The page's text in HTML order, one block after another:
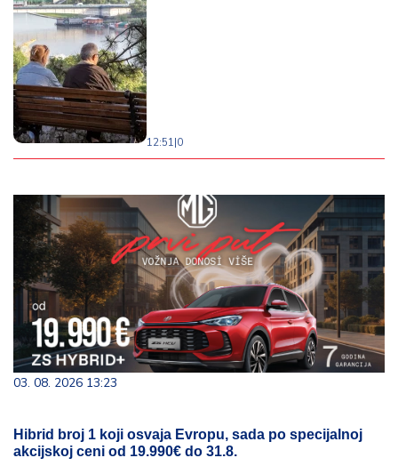
12:51|0
03. 08. 2026 13:23
Hibrid broj 1 koji osvaja Evropu, sada po specijalnoj
akcijskoj ceni od 19.990€ do 31.8.